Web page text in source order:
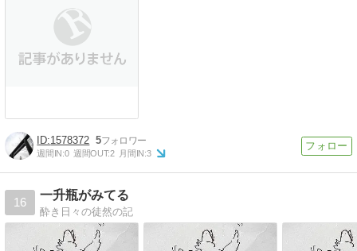
1578372 5
週間IN:0 週間OUT:2 月間IN:3
16
一升瓶がみてる
酔き日々の徒然の記